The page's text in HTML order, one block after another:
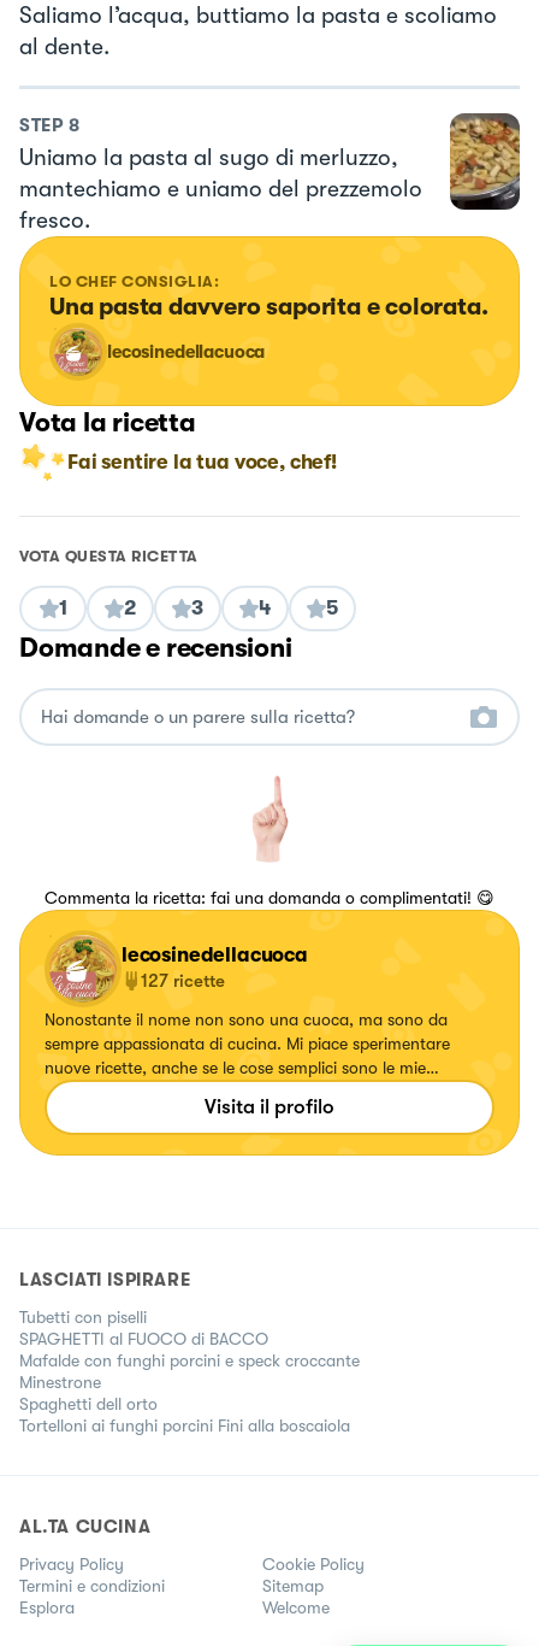
Saliamo l’acqua, buttiamo la pasta e scoliamo
al dente.
STEP 8
Uniamo la pasta al sugo di merluzzo,
mantechiamo e uniamo del prezzemolo
fresco.
LO CHEF CONSIGLIA:
Una pasta davvero saporita e colorata.
lecosinedellacuoca
Vota la ricetta
Fai sentire la tua voce, chef!
VOTA QUESTA RICETTA
1 2 3 4 5
Domande e recensioni
Commenta la ricetta: fai una domanda o complimentati! 😋
lecosinedellacuoca
127 ricette
Nonostante il nome non sono una cuoca, ma sono da
sempre appassionata di cucina. Mi piace sperimentare
nuove ricette, anche se le cose semplici sono le mie
preferite! Preferisco i primi piatti, i dolci invece non sono il
mio forte. Ma ne troverete comunque 😁 Mi trovate anche
su Facebook e YouTube con lo stesso nome 😊
Visita il profilo
LASCIATI ISPIRARE
Tubetti con piselli
SPAGHETTI al FUOCO di BACCO
Mafalde con funghi porcini e speck croccante
Minestrone
Spaghetti dell orto
Tortelloni ai funghi porcini Fini alla boscaiola
AL.TA CUCINA
Privacy Policy
Cookie Policy
Termini e condizioni
Sitemap
Esplora
Welcome